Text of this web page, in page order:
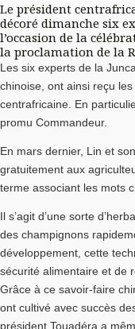
Le président
décoré dimanche six
l’occasion de la
la proclamation de la
Les six experts de la
chinoise, ont ainsi reçu
centrafricaine. En
promu Commandeur.
En mars dernier, Lin et
gratuitement aux
terme associant les mots
Il s’agit d’une sorte
des champignons
développement, cette
sécurité alimentaire et de
Grâce à ce savoir-faire
ont cultivé avec succès
président Touadéra a